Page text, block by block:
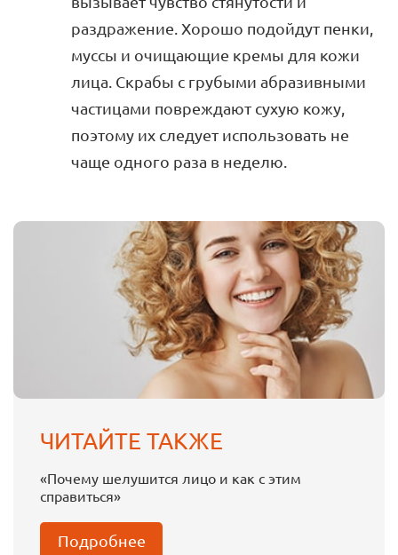
раздражение. Хорошо подойдут пенки,
муссы и очищающие кремы для кожи
лица. Скрабы с грубыми абразивными
частицами повреждают сухую кожу,
поэтому их следует использовать не
чаще одного раза в неделю.
ЧИТАЙТЕ ТАКЖЕ
«Почему шелушится лицо и как с этим
справиться»
Подробнее